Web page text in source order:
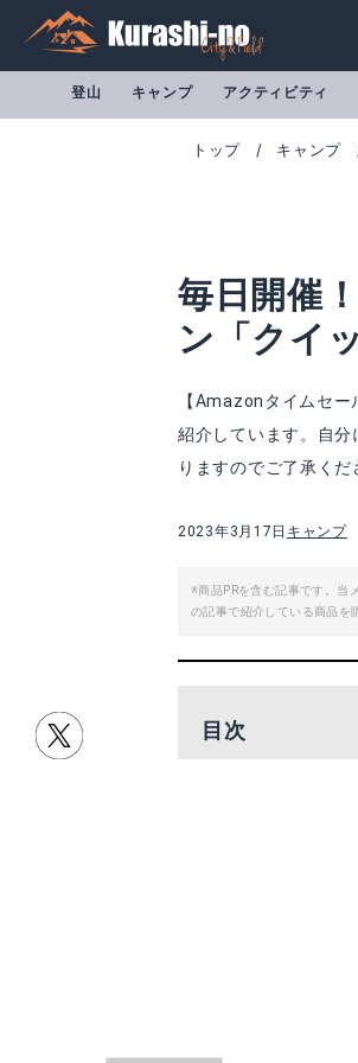
登山 キャンプ アクティビティ
トップ キャンプ
毎日開催
ン「クイ
【Amazonタイムセ
紹介しています。自
りますのでご了承くだ
2023年3月17日 キャンプ
※商品PRを含む記事です。当
の記事で紹介している商品を
目次